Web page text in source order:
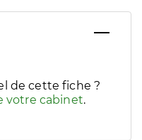
besoins
de cette fiche ?
votre cabinet.